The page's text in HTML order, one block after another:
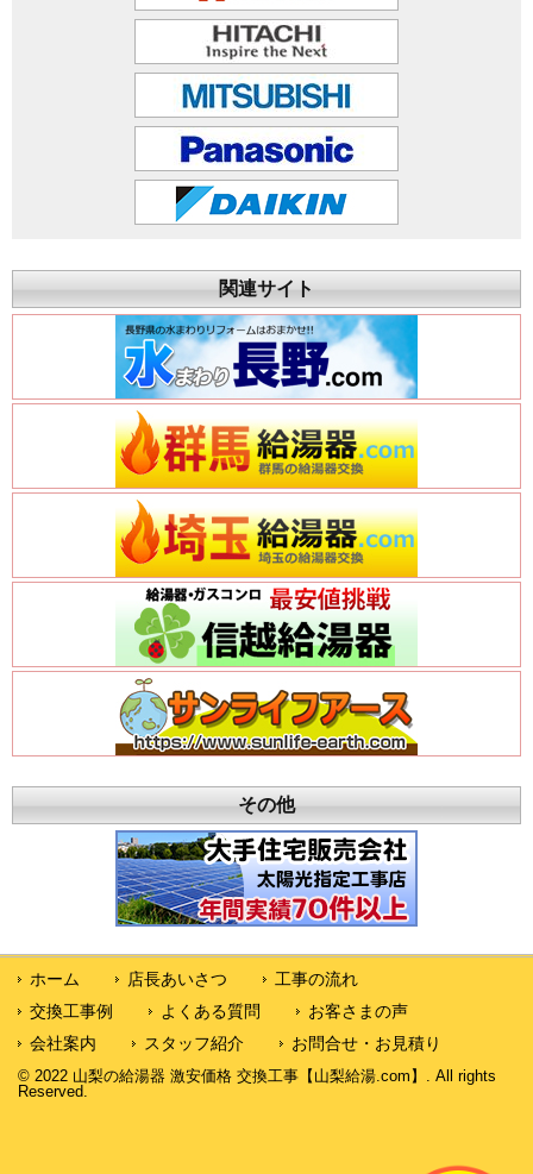
関連サイト
その他
ホーム 店長あいさつ
工事の流れ
交換工事例
よくある質問
お客さまの声
会社案内
スタッフ紹介 お問合せ・お見積り
© 2022 山梨の給湯器 激安価格 交換工事【山梨給湯.com】. All rights
Reserved.